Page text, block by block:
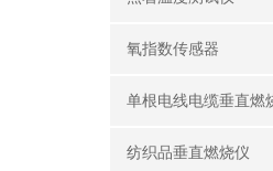
氧指数传感器
单根电线电缆垂直燃
纺织品垂直燃烧仪